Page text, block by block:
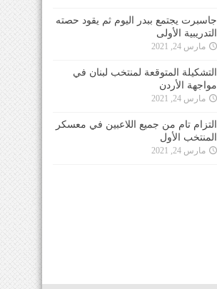
جاسبرت يجتمع ببدر اليوم ثم يقود حصته
التدريبية الأولى
مارس 24, 2021
التشكيلة المتوقعة لمنتخب لبنان في
مواجهة الأردن
مارس 24, 2021
التزام تام من جميع اللاعبين في معسكر
المنتخب الأول
مارس 24, 2021